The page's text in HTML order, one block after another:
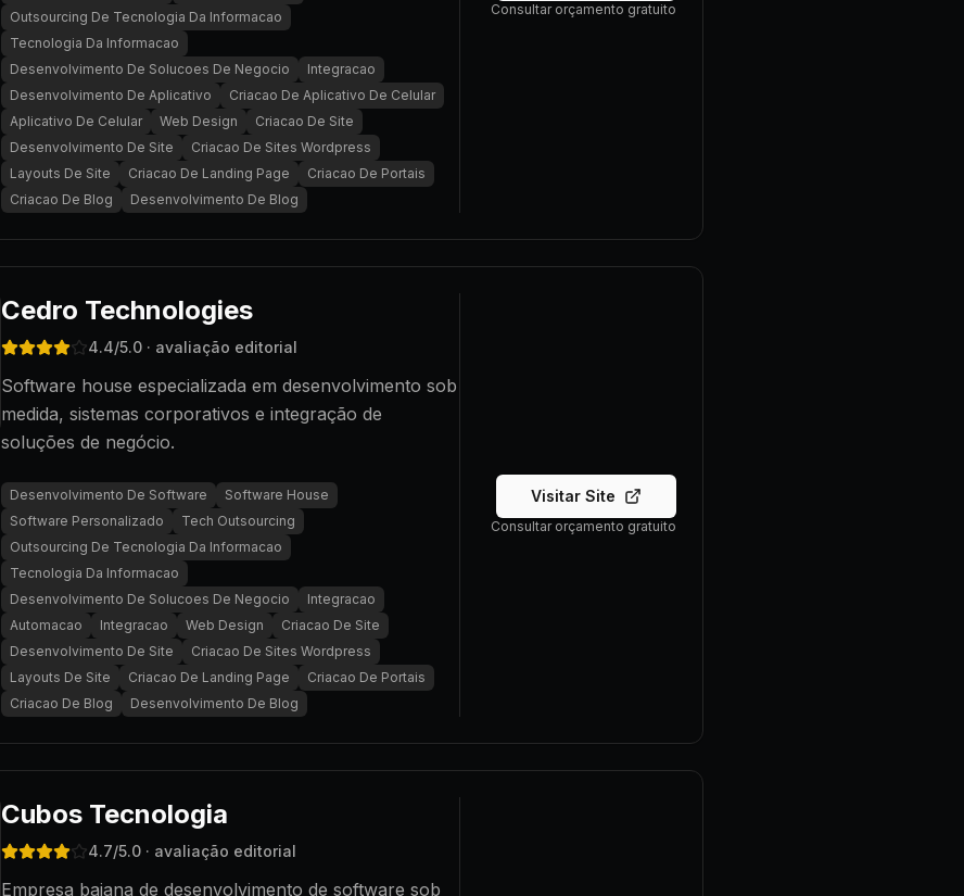
Outsourcing De Tecnologia Da Informacao
Tecnologia Da Informacao
Desenvolvimento De Solucoes De Negocio
Integracao
Desenvolvimento De Aplicativo
Criacao De Aplicativo De Celular
Aplicativo De Celular
Web Design
Criacao De Site
Desenvolvimento De Site
Criacao De Sites Wordpress
Layouts De Site
Criacao De Landing Page
Criacao De Portais
Criacao De Blog
Desenvolvimento De Blog
Consultar orçamento gratuito
Cedro Technologies
4.4/5.0 · avaliação editorial
Software house especializada em desenvolvimento sob
medida, sistemas corporativos e integração de
soluções de negócio.
Desenvolvimento De Software
Software House
Software Personalizado
Tech Outsourcing
Outsourcing De Tecnologia Da Informacao
Tecnologia Da Informacao
Desenvolvimento De Solucoes De Negocio
Integracao
Automacao
Integracao Web Design
Criacao De Site
Desenvolvimento De Site
Criacao De Sites Wordpress
Layouts De Site
Criacao De Landing Page
Criacao De Portais
Criacao De Blog
Desenvolvimento De Blog
Visitar Site
Consultar orçamento gratuito
Cubos Tecnologia
4.7/5.0 · avaliação editorial
Empresa baiana de desenvolvimento de software sob